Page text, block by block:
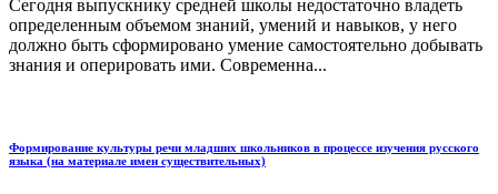
Сегодня выпускнику средней школы недостаточно владеть
определенным объемом знаний, умений и навыков, у него
должно быть сформировано умение самостоятельно добывать
знания и оперировать ими. Современна...
Формирование культуры речи младших школьников в процессе изучения русского
языка (на материале имен существительных)